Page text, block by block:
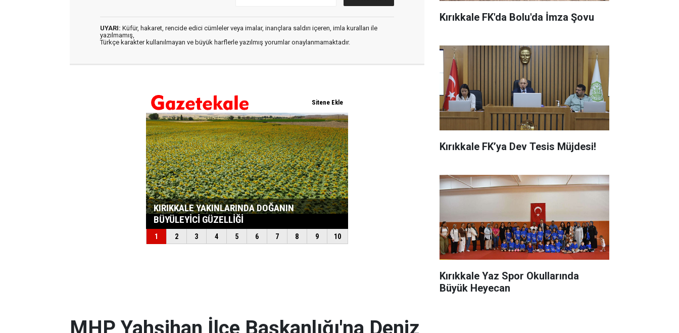
UYARI: Küfür, hakaret, rencide edici cümleler veya imalar, inançlara saldırı içeren, imla kuralları ile
yazılmamış,
Türkçe karakter kullanılmayan ve büyük harflerle yazılmış yorumlar onaylanmamaktadır.
Kırıkkale FK'da Bolu'da İmza Şovu
Kırıkkale FK’ya Dev Tesis Müjdesi!
Kırıkkale Yaz Spor Okullarında
Büyük Heyecan
MHP Yahşihan İlçe Başkanlığı'na Deniz